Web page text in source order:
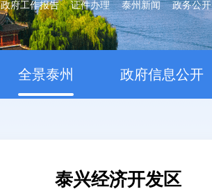
政府工作报告 证件办理 泰州新闻 政务公开
全景泰州 政府信息公开
泰兴经济开发区